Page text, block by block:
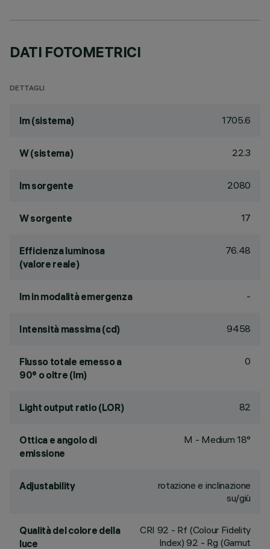
DATI FOTOMETRICI
DETTAGLI
lm (sistema) 1705.6
W (sistema) 22.3
lm sorgente 2080
W sorgente 17
Efficienza luminosa
(valore reale)
76.48
lm in modalità emergenza -
Intensità massima (cd) 9458
Flusso totale emesso a
90° o oltre (lm)
0
Light output ratio (LOR) 82
Ottica e angolo di
emissione
M - Medium 18°
Adjustability
rotazione e inclinazione
su/giù
Qualità del colore della
luce
CRI 92 - Rf (Colour Fidelity
Index) 92 - Rg (Gamut